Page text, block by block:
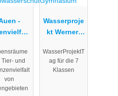
-
Tier- und
von
Wasserproje
kt Werner-
Gymnasium
WasserProjektT
ag für die 7
Klassen